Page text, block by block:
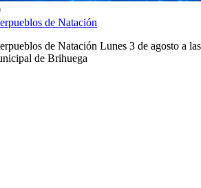
de Natación
de Natación Lunes 3 de agosto a las
de Brihuega